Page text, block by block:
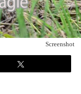
Screenshot